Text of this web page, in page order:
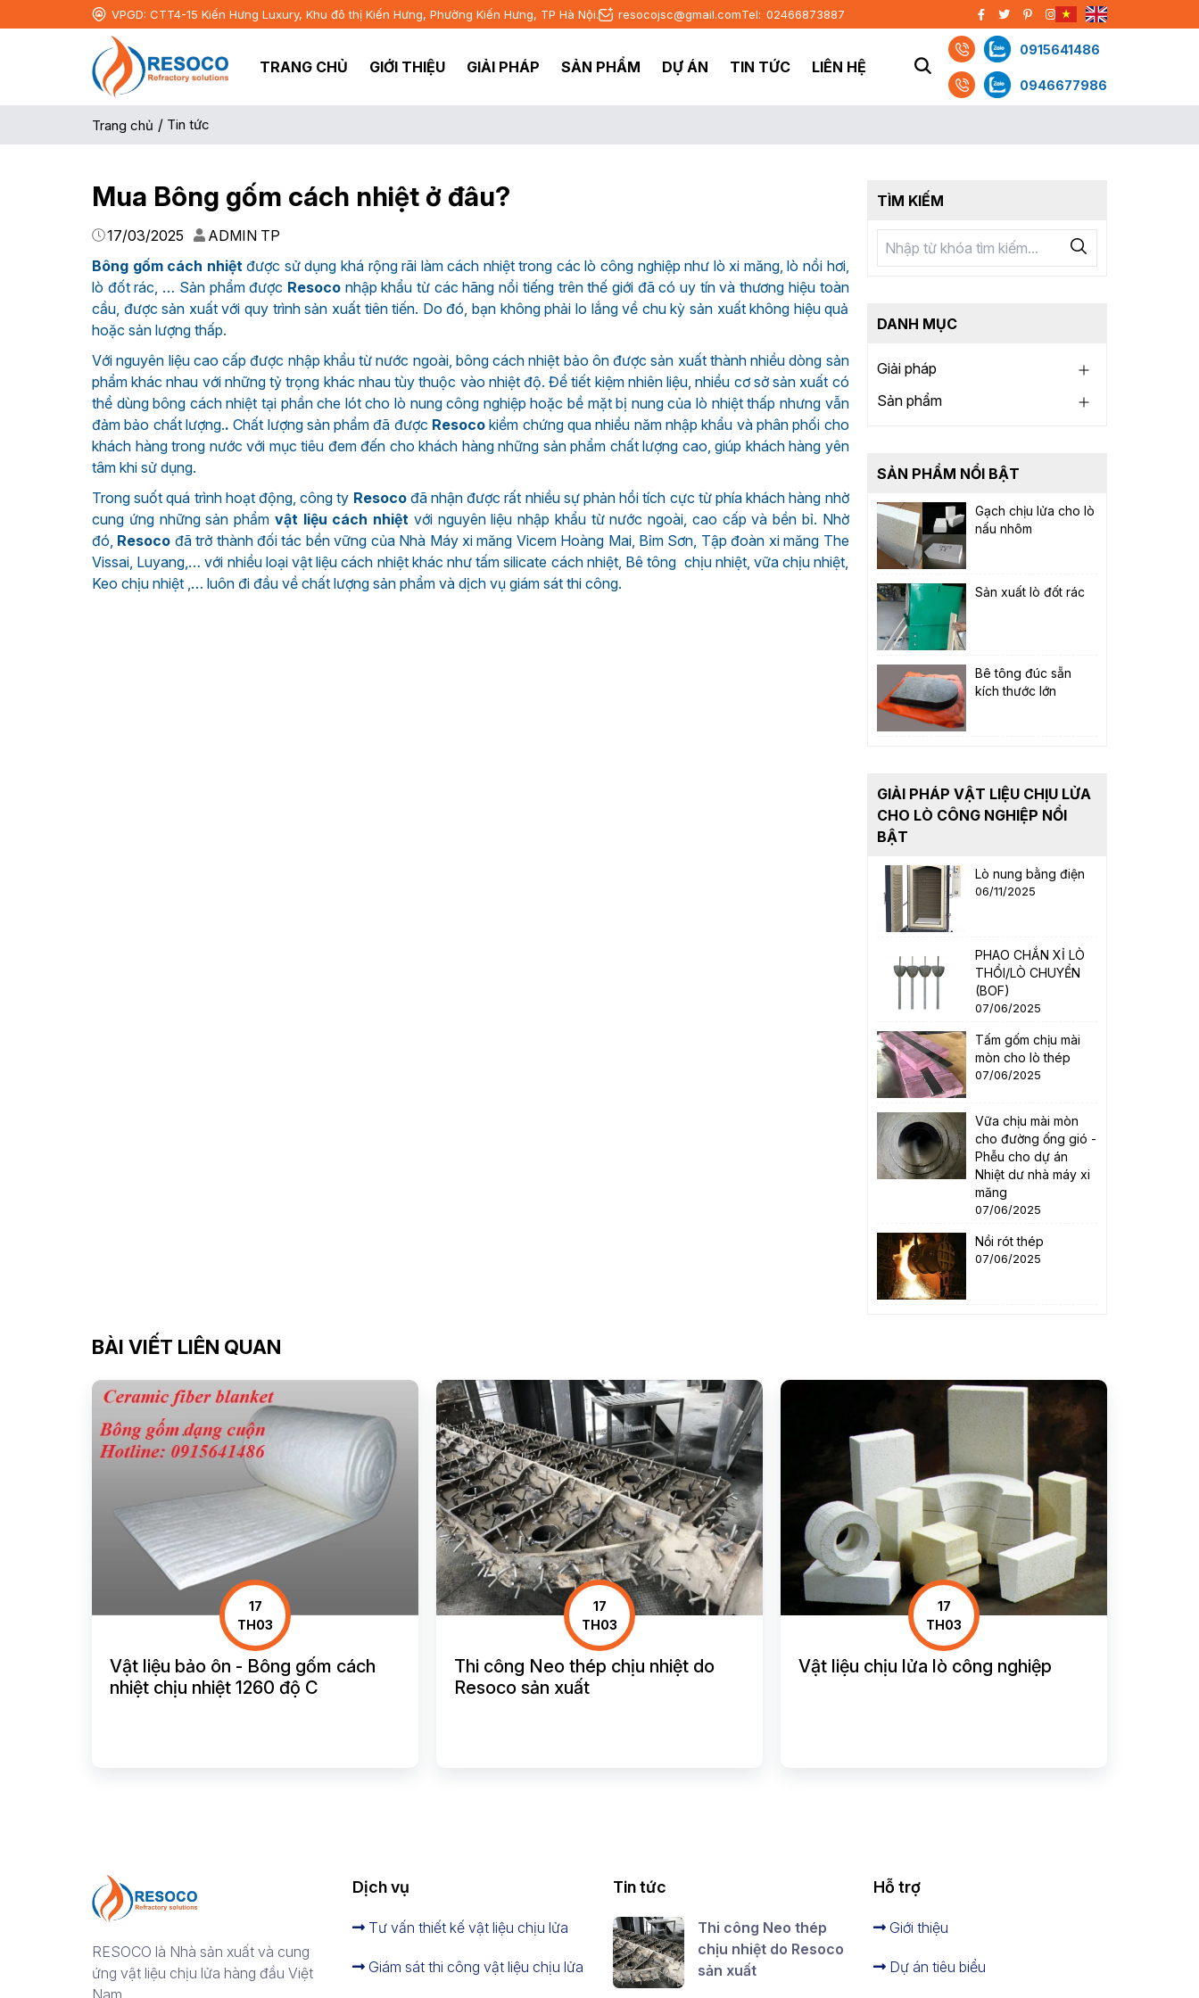
VPGD: CTT4-15 Kiến Hưng Luxury, Khu đô thị Kiến Hưng, Phường Kiến Hưng, TP Hà Nội. resocojsc@gmail.comTel: 02466873887
TRANG CHỦ GIỚI THIỆU GIẢI PHÁP SẢN PHẨM DỰ ÁN TIN TỨC LIÊN HỆ
0915641486
0946677986
Trang chủ / Tin tức
Mua Bông gốm cách nhiệt ở đâu?
17/03/2025
ADMIN TP
Bông gốm cách nhiệt được sử dụng khá rộng rãi làm cách nhiệt trong các lò công nghiệp như lò xi măng, lò nồi hơi,
lò đốt rác, … Sản phẩm được Resoco nhập khẩu từ các hãng nổi tiếng trên thế giới đã có uy tín và thương hiệu toàn
cầu, được sản xuất với quy trình sản xuất tiên tiến. Do đó, bạn không phải lo lắng về chu kỳ sản xuất không hiệu quả
hoặc sản lượng thấp.
Với nguyên liệu cao cấp được nhập khẩu từ nước ngoài, bông cách nhiệt bảo ôn được sản xuất thành nhiều dòng sản
phẩm khác nhau với những tỷ trọng khác nhau tùy thuộc vào nhiệt độ. Để tiết kiệm nhiên liệu, nhiều cơ sở sản xuất có
thể dùng bông cách nhiệt tại phần che lót cho lò nung công nghiệp hoặc bề mặt bị nung của lò nhiệt thấp nhưng vẫn
đảm bảo chất lượng.. Chất lượng sản phẩm đã được Resoco kiểm chứng qua nhiều năm nhập khẩu và phân phối cho
khách hàng trong nước với mục tiêu đem đến cho khách hàng những sản phẩm chất lượng cao, giúp khách hàng yên
tâm khi sử dụng.
Trong suốt quá trình hoạt động, công ty Resocođã nhận được rất nhiều sự phản hồi tích cực từ phía khách hàng nhờ
cung ứng những sản phẩm vật liệu cách nhiệt với nguyên liệu nhập khẩu từ nước ngoài, cao cấp và bền bỉ. Nhờ
đó, Resoco đã trở thành đối tác bền vững của Nhà Máy xi măng Vicem Hoàng Mai, Bỉm Sơn, Tập đoàn xi măng The
Vissai, Luyang,… với nhiều loại vật liệu cách nhiệt khác như tấm silicate cách nhiệt, Bê tông chịu nhiệt, vữa chịu nhiệt,
Keo chịu nhiệt ,… luôn đi đầu về chất lượng sản phẩm và dịch vụ giám sát thi công.
TÌM KIẾM
DANH MỤC
Giải pháp
Sản phẩm
SẢN PHẨM NỔI BẬT
Gạch chịu lửa cho lò
nấu nhôm
Sản xuất lò đốt rác
Bê tông đúc sẵn
kích thước lớn
GIẢI PHÁP VẬT LIỆU CHỊU LỬA
CHO LÒ CÔNG NGHIỆP NỔI
BẬT
Lò nung bằng điện
06/11/2025
PHAO CHẮN XỈ LÒ
THỔI/LÒ CHUYỂN
(BOF)
07/06/2025
Tấm gốm chịu mài
mòn cho lò thép
07/06/2025
Vữa chịu mài mòn
cho đường ống gió -
Phễu cho dự án
Nhiệt dư nhà máy xi
măng
07/06/2025
Nồi rót thép
07/06/2025
BÀI VIẾT LIÊN QUAN
17
TH03
Vật liệu bảo ôn - Bông gốm cách
nhiệt chịu nhiệt 1260 độ C
17
TH03
Thi công Neo thép chịu nhiệt do
Resoco sản xuất
17
TH03
Vật liệu chịu lửa lò công nghiệp
RESOCO là Nhà sản xuất và cung
ứng vật liệu chịu lửa hàng đầu Việt
Nam
Dịch vụ
Tư vấn thiết kế vật liệu chịu lửa
Giám sát thi công vật liệu chịu lửa
Tin tức
Thi công Neo thép
chịu nhiệt do Resoco
sản xuất
Hỗ trợ
Giới thiệu
Dự án tiêu biểu